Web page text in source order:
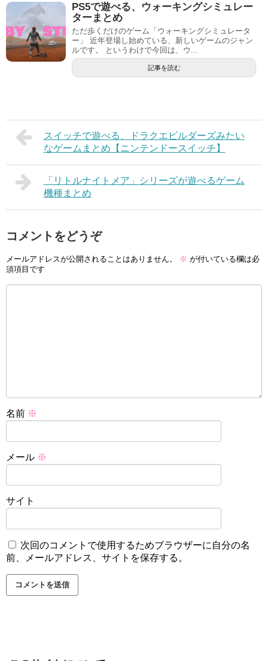
PS5で遊べる、ウォーキングシミュレー
ターまとめ
ただ歩くだけのゲーム「ウォーキングシミュレータ
ー」 近年登場し始めている、新しいゲームのジャン
ルです。 というわけで今回は、ウ...
記事を読む
スイッチで遊べる、ドラクエビルダーズみたい
なゲームまとめ【ニンテンドースイッチ】
「リトルナイトメア」シリーズが遊べるゲーム
機種まとめ
コメントをどうぞ
メールアドレスが公開されることはありません。 ※ が付いている欄は必
須項目です
名前 ※
メール ※
サイト
次回のコメントで使用するためブラウザーに自分の名
前、メールアドレス、サイトを保存する。